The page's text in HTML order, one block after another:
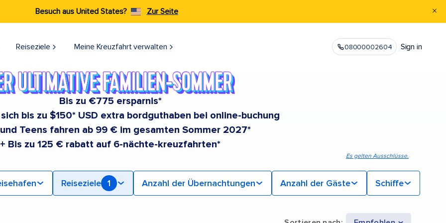
Besuch aus United States? Zur Seite
Reiseziele​ Meine Kreuzfahrt verwalten 08000002604 Sign in
Bis zu €775 ersparnis*
bis zu $150* USD extra bordguthaben bei online-buchung
Teens fahren ab 99 € im gesamten Sommer 2027*
+ Bis zu 125 € rabatt auf 6-nächte-kreuzfahrten*
Es gelten Ausschlüsse.
Reiseziele 1 Anzahl der Übernachtungen Anzahl der Gäste Schiffe